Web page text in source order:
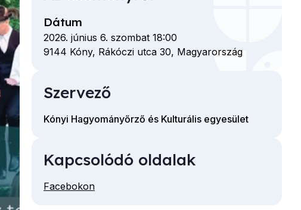
Dátum
2026. június 6. szombat 18:00
9144 Kóny, Rákóczi utca 30, Magyarország
Szervező
Kónyi Hagyományőrző és Kulturális egyesület
Kapcsolódó oldalak
Facebokon